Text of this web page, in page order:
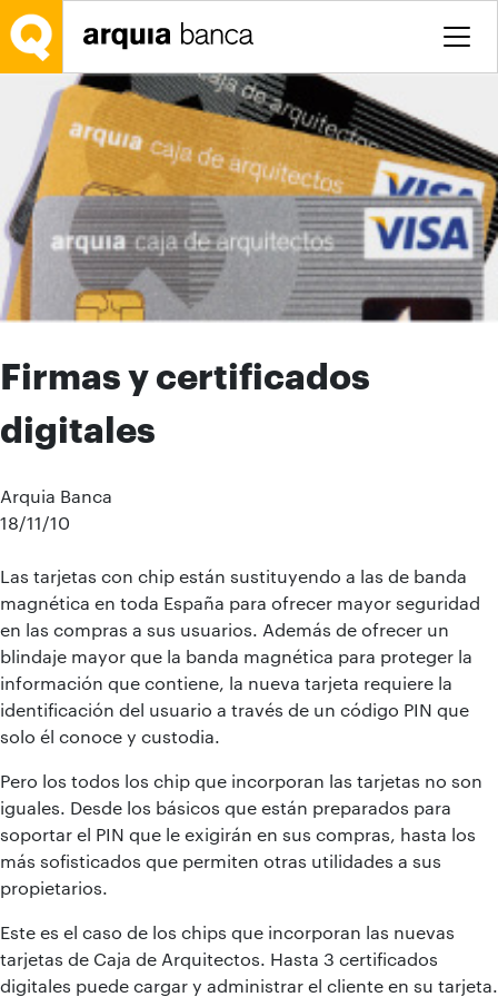
Saltar al contenido principal
Firmas y certificados
digitales
Arquia Banca
18/11/10
Las tarjetas con chip están sustituyendo a las de banda
magnética en toda España para ofrecer mayor seguridad
en las compras a sus usuarios. Además de ofrecer un
blindaje mayor que la banda magnética para proteger la
información que contiene, la nueva tarjeta requiere la
identificación del usuario a través de un código PIN que
solo él conoce y custodia.
Pero los todos los chip que incorporan las tarjetas no son
iguales. Desde los básicos que están preparados para
soportar el PIN que le exigirán en sus compras, hasta los
más sofisticados que permiten otras utilidades a sus
propietarios.
Este es el caso de los chips que incorporan las nuevas
tarjetas de Caja de Arquitectos. Hasta 3 certificados
digitales puede cargar y administrar el cliente en su tarjeta.